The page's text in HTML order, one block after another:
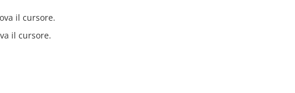
il cursore.
il cursore.